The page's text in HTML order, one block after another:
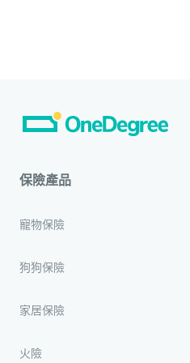
保險產品
寵物保險
狗狗保險
家居保險
火險